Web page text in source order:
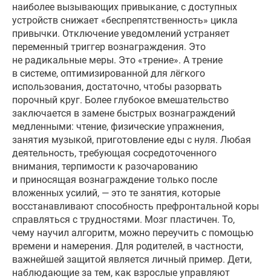
наиболее вызывающих привыкание, с доступных
устройств снижает «беспрепятственность» цикла
привычки. Отключение уведомлений устраняет
переменный триггер вознаграждения. Это
не радикальные меры. Это «трение». А трение
в системе, оптимизированной для лёгкого
использования, достаточно, чтобы разорвать
порочный круг. Более глубокое вмешательство
заключается в замене быстрых вознаграждений
медленными: чтение, физические упражнения,
занятия музыкой, приготовление еды с нуля. Любая
деятельность, требующая сосредоточенного
внимания, терпимости к разочарованию
и приносящая вознаграждение только после
вложенных усилий, — это те занятия, которые
восстанавливают способность префронтальной коры
справляться с трудностями. Мозг пластичен. То,
чему научил алгоритм, можно переучить с помощью
времени и намерения. Для родителей, в частности,
важнейшей защитой является личный пример. Дети,
наблюдающие за тем, как взрослые управляют